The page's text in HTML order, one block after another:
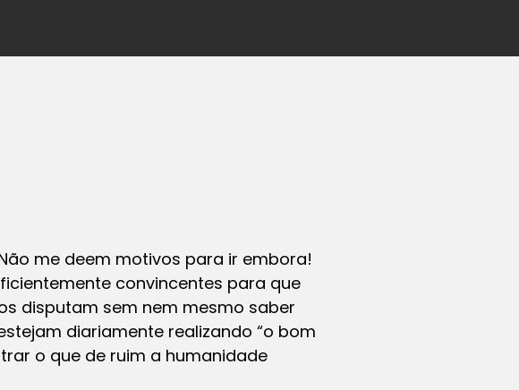
me deem motivos para ir embora!
convincentes para que
disputam sem nem mesmo saber
diariamente realizando “o bom
o que de ruim a humanidade